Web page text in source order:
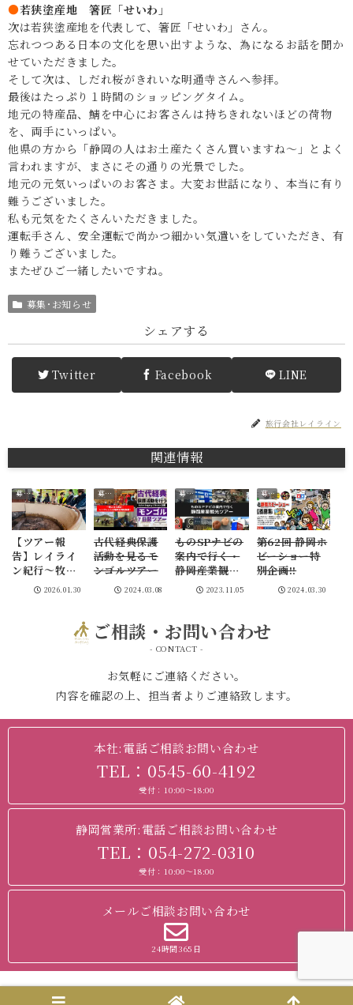
●若狭塗産地 箸匠「せいわ」
次は若狭塗産地を代表して、箸匠「せいわ」さん。
忘れつつある日本の文化を思い出すような、為になるお話を聞か
せていただきました。
そして次は、しだれ桜がきれいな明通寺さんへ参拝。
最後はたっぷり１時間のショッピングタイム。
地元の特産品、鯖を中心にお客さんは持ちきれないほどの荷物
を、両手にいっぱい。
他県の方から「静岡の人はお土産たくさん買いますね～」とよく
言われますが、まさにその通りの光景でした。
地元の元気いっぱいのお客さま。大変お世話になり、本当に有り
難うございました。
私も元気をたくさんいただきました。
運転手さん、安全運転で尚かつ細かい気遣いをしていただき、有
り難うございました。
またぜひご一緒したいですね。
募集･お知らせ
シェアする
Twitter Facebook LINE
旅行会社レイライン
関連情報
募集･お知らせ
【ツアー報
告】レイライ
ン紀行～牧野
宗永さんと行
く信州古代史
2026.01.30
募集･お知らせ
古代経典保護
活動を見るモ
ンゴルツアー
2024.03.08
募集･お知らせ
ものSPナビの
案内で行く・
静岡産業観光
ツアー2コース
2023.11.05
募集･お知らせ
第62回 静岡ホ
ビーショー特
別企画!!
2024.03.30
ご相談・お問い合わせ
- CONTACT -
お気軽にご連絡ください。
内容を確認の上、担当者よりご連絡致します。
本社:電話ご相談お問い合わせ
TEL：0545-60-4192
受付：10:00～18:00
静岡営業所:電話ご相談お問い合わせ
TEL：054-272-0310
受付：10:00～18:00
メールご相談お問い合わせ
24時間365日